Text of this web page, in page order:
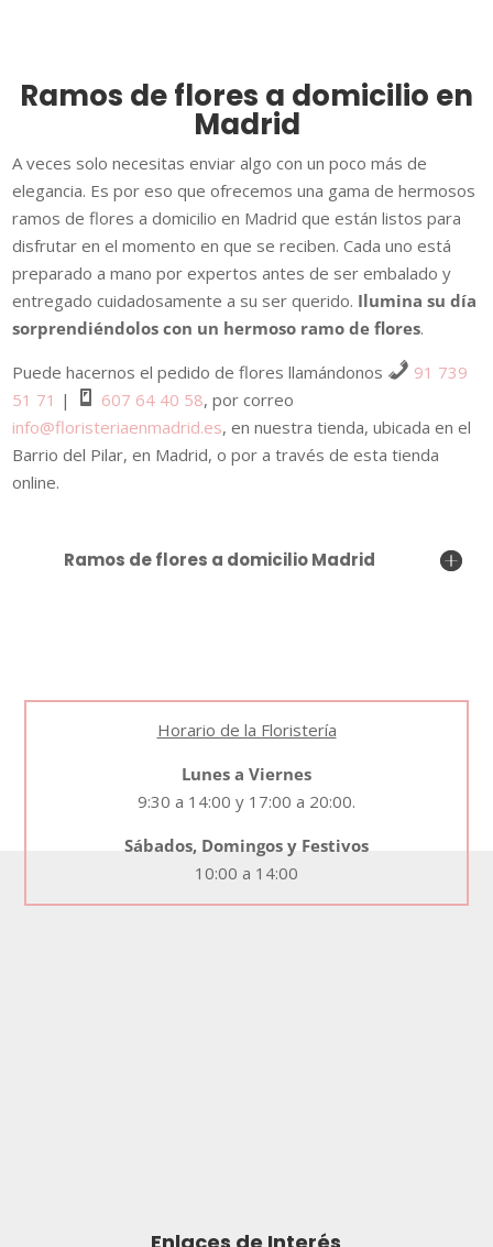
Ramos de flores a domicilio en
Madrid
A veces solo necesitas enviar algo con un poco más de
elegancia. Es por eso que ofrecemos una gama de hermosos
ramos de flores a domicilio en Madrid que están listos para
disfrutar en el momento en que se reciben. Cada uno está
preparado a mano por expertos antes de ser embalado y
entregado cuidadosamente a su ser querido. Ilumina su día
sorprendiéndolos con un hermoso ramo de flores.
Puede hacernos el pedido de flores llamándonos
91 739
51 71 | 607 64 40 58, por correo
info@floristeriaenmadrid.es, en nuestra tienda, ubicada en el
Barrio del Pilar, en Madrid, o por a través de esta tienda
online.
Ramos de flores a domicilio Madrid
Horario de la Floristería
Lunes a Viernes
9:30 a 14:00 y 17:00 a 20:00.
Sábados, Domingos y Festivos
10:00 a 14:00